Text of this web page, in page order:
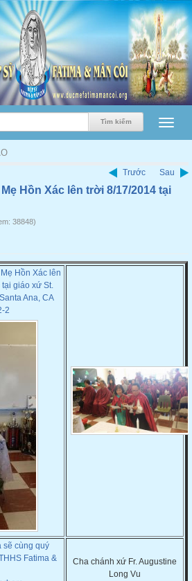
Trước Sau
Hồn Xác lên trời 8/17/2014 tại
38848)
Hồn Xác lên
giáo xứ St.
Ana, CA
2
sẽ cùng quý
Fatima &
Cha chánh xứ Fr. Augustine
Long Vu